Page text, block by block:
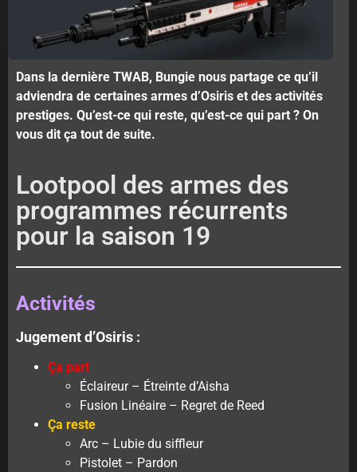
Dans la dernière TWAB, Bungie nous partage ce qu’il
adviendra de certaines armes d’Osiris et des activités
prestiges. Qu’est-ce qui reste, qu’est-ce qui part ? On
vous dit ça tout de suite.
Lootpool des armes des
programmes récurrents
pour la saison 19
Activités
Jugement d’Osiris :
Ça part
Éclaireur – Étreinte d’Aisha
Fusion Linéaire – Regret de Reed
Ça reste
Arc – Lubie du siffleur
Pistolet – Pardon